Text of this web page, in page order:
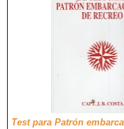
Test para Patrón